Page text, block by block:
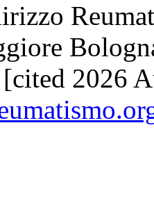
2026